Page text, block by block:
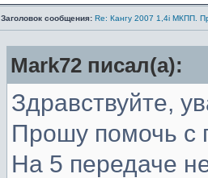
Заголовок сообщения: Re: Кангу 2007 1,4i МКПП.
Mark72 писал(а):
Здравствуйте,
Прошу помочь с
На 5 передаче